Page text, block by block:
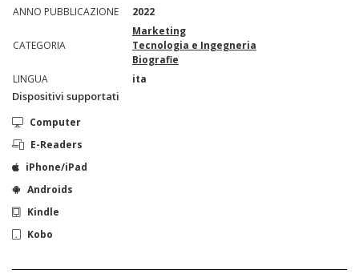
ANNO PUBBLICAZIONE
2022
CATEGORIA
Marketing
Tecnologia e Ingegneria
Biografie
LINGUA
ita
Dispositivi supportati
Computer
E-Readers
iPhone/iPad
Androids
Kindle
Kobo